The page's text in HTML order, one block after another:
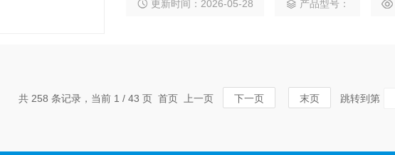
定环境及测定范围需求
更新时间：2026-05-28 产品型号：
共 258 条记录，当前 1 / 43 页 首页 上一页 下一页 末页 跳转到第